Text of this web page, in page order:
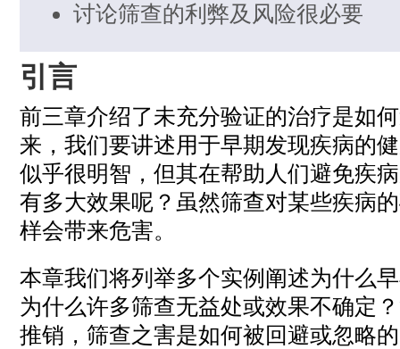
讨论筛查的利弊及风险很必要
引言
前三章介绍了未充分验证的治疗是如
来，我们要讲述用于早期发现疾病的
似乎很明智，但其在帮助人们避免疾
有多大效果呢？虽然筛查对某些疾病
样会带来危害。
本章我们将列举多个实例阐述为什么
为什么许多筛查无益处或效果不确定
推销，筛查之害是如何被回避或忽略